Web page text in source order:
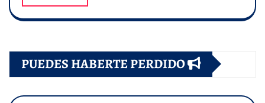
PUEDES HABERTE PERDIDO